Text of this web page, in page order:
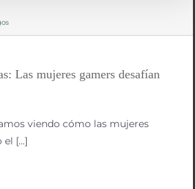
Las mujeres gamers desafían
viendo cómo las mujeres
[...]